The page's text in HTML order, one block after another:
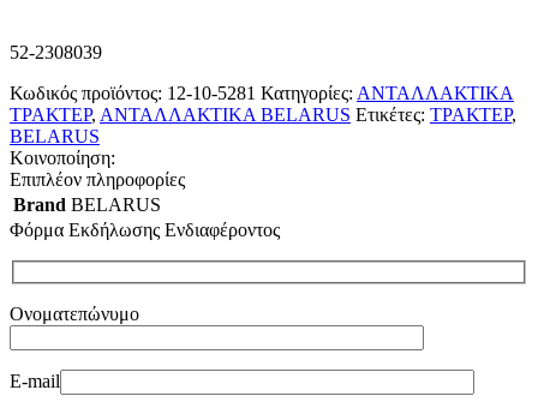
52-2308039
Κωδικός προϊόντος: 12-10-5281 Κατηγορίες: ΑΝΤΑΛΛΑΚΤΙΚΑ
ΤΡΑΚΤΕΡ, ΑΝΤΑΛΛΑΚΤΙΚΑ BELARUS Ετικέτες: ΤΡΑΚΤΕΡ,
BELARUS
Κοινοποίηση:
Επιπλέον πληροφορίες
Brand BELARUS
Φόρμα Εκδήλωσης Ενδιαφέροντος
Ονοματεπώνυμο
E-mail